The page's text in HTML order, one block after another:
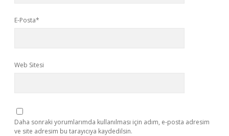
E-Posta*
Web Sitesi
Daha sonraki yorumlarımda kullanılması için adım, e-posta adresim
ve site adresim bu tarayıcıya kaydedilsin.